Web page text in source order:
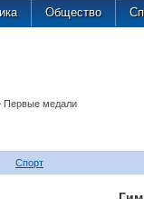
Общество
Первые медали
Спорт